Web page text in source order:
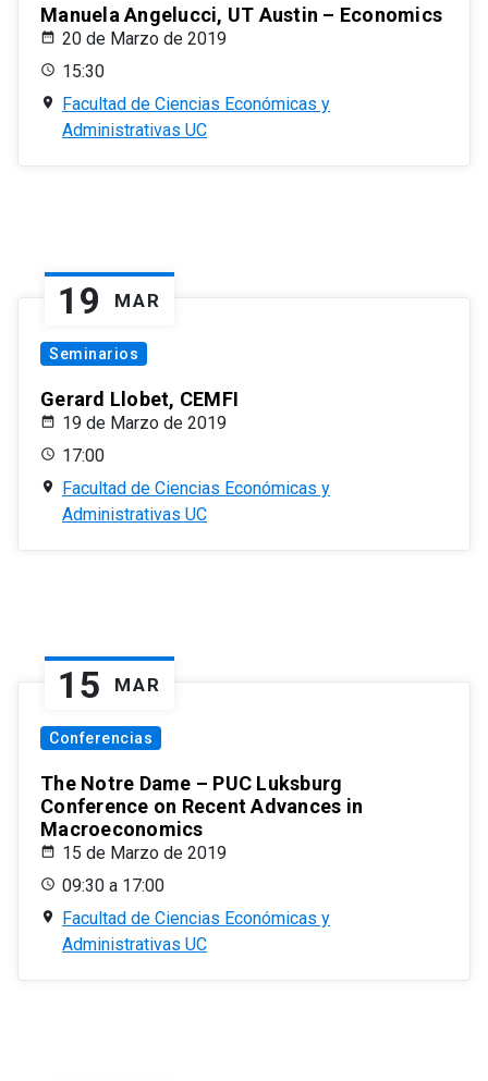
Manuela Angelucci, UT Austin – Economics
20 de Marzo de 2019
15:30
Facultad de Ciencias Económicas y
Administrativas UC
19 MAR
Seminarios
Gerard Llobet, CEMFI
19 de Marzo de 2019
17:00
Facultad de Ciencias Económicas y
Administrativas UC
15 MAR
Conferencias
The Notre Dame – PUC Luksburg
Conference on Recent Advances in
Macroeconomics
15 de Marzo de 2019
09:30 a 17:00
Facultad de Ciencias Económicas y
Administrativas UC